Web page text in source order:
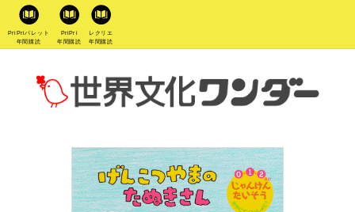
PriPriパレット
年間購読
PriPri
年間購読
レクリエ
年間購読